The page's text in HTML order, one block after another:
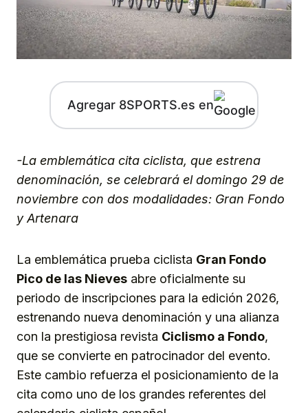
Agregar 8SPORTS.es en
-La emblemática cita ciclista, que estrena
denominación, se celebrará el domingo 29 de
noviembre con dos modalidades: Gran Fondo
y Artenara
La emblemática prueba ciclista Gran Fondo
Pico de las Nieves abre oficialmente su
periodo de inscripciones para la edición 2026,
estrenando nueva denominación y una alianza
con la prestigiosa revista Ciclismo a Fondo,
que se convierte en patrocinador del evento.
Este cambio refuerza el posicionamiento de la
cita como uno de los grandes referentes del